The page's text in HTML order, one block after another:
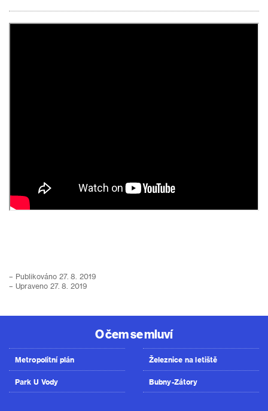
– Publikováno 27. 8. 2019
– Upraveno 27. 8. 2019
O čem se mluví
Metropolitní plán
Park U Vody
Železnice na letiště
Bubny-Zátory